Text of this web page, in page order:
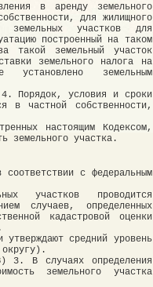
в аренду земельного
для жилищного
земельных участков для
построенный на таком
такой земельный участок
земельного налога на
земельным
Порядок, условия и сроки
в частной собственности,
настоящим Кодексом,
земельного участка.
с федеральным
участков проводится
случаев, определенных
кадастровой оценки
утверждают средний уровень
округу).
3. В случаях определения
земельного участка